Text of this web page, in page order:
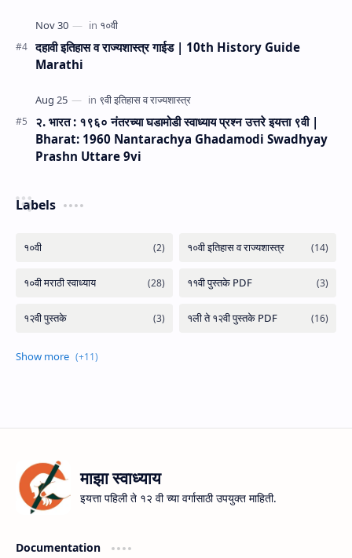
दहावी इतिहास व राज्यशास्त्र गाईड | 10th History Guide
Marathi
२. भारत : १९६० नंतरच्या घडामोडी स्वाध्याय प्रश्न उत्तरे इयत्ता ९वी |
Bharat: 1960 Nantarachya Ghadamodi Swadhyay
Prashn Uttare 9vi
Labels
माझा स्वाध्याय
इयत्ता पहिली ते १२ वी च्या वर्गासाठी उपयुक्त माहिती.
Documentation